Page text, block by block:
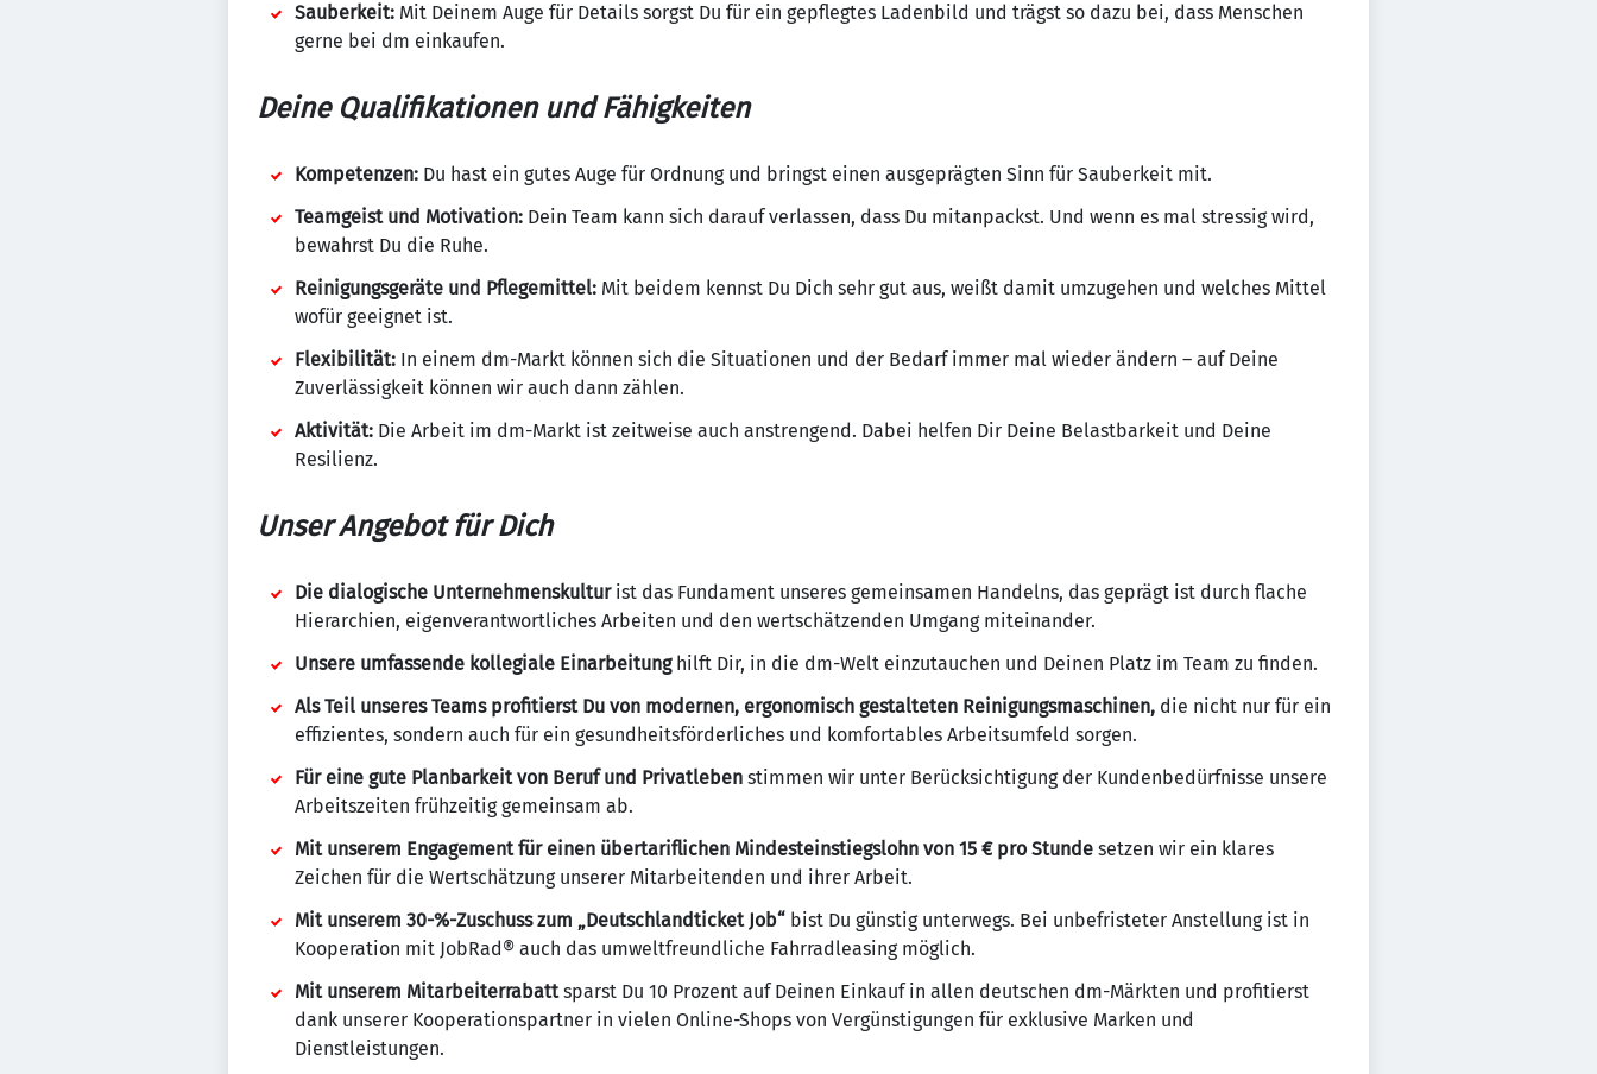
Sauberkeit: Mit Deinem Auge für Details sorgst Du für ein gepflegtes Ladenbild und trägst so dazu bei, dass Menschen
gerne bei dm einkaufen.
Deine Qualifikationen und Fähigkeiten
Kompetenzen: Du hast ein gutes Auge für Ordnung und bringst einen ausgeprägten Sinn für Sauberkeit mit.
Teamgeist und Motivation: Dein Team kann sich darauf verlassen, dass Du mitanpackst. Und wenn es mal stressig wird,
bewahrst Du die Ruhe.
Reinigungsgeräte und Pflegemittel: Mit beidem kennst Du Dich sehr gut aus, weißt damit umzugehen und welches Mittel
wofür geeignet ist.
Flexibilität: In einem dm-Markt können sich die Situationen und der Bedarf immer mal wieder ändern – auf Deine
Zuverlässigkeit können wir auch dann zählen.
Aktivität: Die Arbeit im dm-Markt ist zeitweise auch anstrengend. Dabei helfen Dir Deine Belastbarkeit und Deine
Resilienz.
Unser Angebot für Dich
Die dialogische Unternehmenskulturist das Fundament unseres gemeinsamen Handelns, das geprägt ist durch flache
Hierarchien, eigenverantwortliches Arbeiten und den wertschätzenden Umgang miteinander.
Unsere umfassende kollegiale Einarbeitunghilft Dir, in die dm-Welt einzutauchen und Deinen Platz im Team zu finden.
Als Teil unseres Teams profitierst Du von modernen, ergonomisch gestalteten Reinigungsmaschinen, die nicht nur für ein
effizientes, sondern auch für ein gesundheitsförderliches und komfortables Arbeitsumfeld sorgen.
Für eine gute Planbarkeit von Beruf und Privatleben stimmen wir unter Berücksichtigung der Kundenbedürfnisse unsere
Arbeitszeiten frühzeitig gemeinsam ab.
Mit unserem Engagement für einen übertariflichen Mindesteinstiegslohn von 15 € pro Stunde setzen wir ein klares
Zeichen für die Wertschätzung unserer Mitarbeitenden und ihrer Arbeit.
Mit unserem 30-%-Zuschuss zum „Deutschlandticket Job“ bist Du günstig unterwegs. Bei unbefristeter Anstellung ist in
Kooperation mit JobRad® auch das umweltfreundliche Fahrradleasing möglich.
Mit unserem Mitarbeiterrabattsparst Du 10 Prozent auf Deinen Einkauf in allen deutschen dm-Märkten und profitierst
dank unserer Kooperationspartner in vielen Online-Shops von Vergünstigungen für exklusive Marken und
Dienstleistungen.